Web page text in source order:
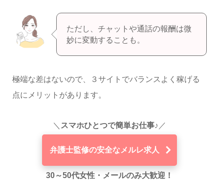
ただし、チャットや通話の報酬は微
妙に変動することも。
極端な差はないので、３サイトでバランスよく稼げる
点にメリットがあります。
＼ スマホひとつで簡単お仕事♪ ／
弁護士監修の安全なメルレ求人
30～50代女性・メールのみ大歓迎！